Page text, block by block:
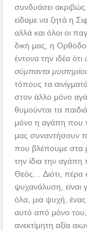
συνδυάσει
είδαμε να ζητά η
αλλά και όλοι οι
δική μας, η
έντονα την ιδέα ότι
σύμπαντα
τόπους τα
στον άλλο μόνο
θυμούνται τα
μόνο η αγάπη που
μας συναντήσουν
που βλέπουμε στα
την ίδια την
Θεός… Διότι, πέρα
ψυχανάλυση, είναι
όλα, μια ψυχή,
αυτό από μόνο του,
ανεκτίμητη αξία